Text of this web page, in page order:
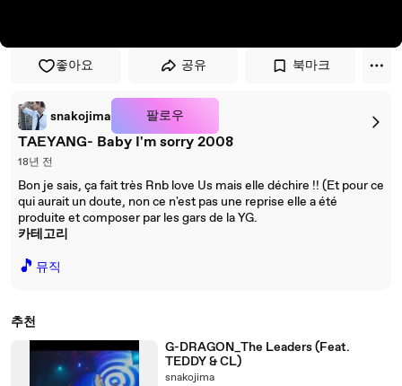
좋아요 공유 북마크
snakojima 팔로우
TAEYANG- Baby I'm sorry 2008
18년 전
Bon je sais, ça fait très Rnb love Us mais elle déchire !! (Et pour ce
qui aurait un doute, non ce n'est pas une reprise elle a été
produite et composer par les gars de la YG.
카테고리
🎵 뮤직
추천
G-DRAGON_The Leaders (Feat.
TEDDY & CL)
snakojima